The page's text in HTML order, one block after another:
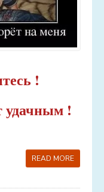
!
удачным !
READ MORE